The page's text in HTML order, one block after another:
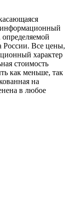
информационный
определяемой
России. Все цены,
характер
стоимость
как меньше, так
на
в любое